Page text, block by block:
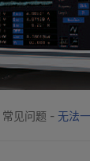
常见问题 - 无法